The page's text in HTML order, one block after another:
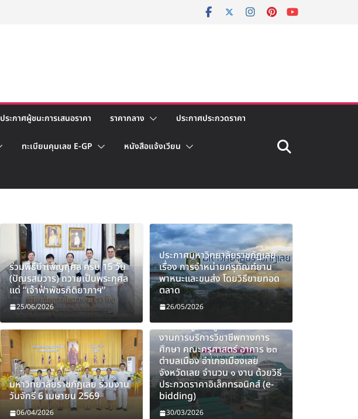
ประกาศผู้ชนะการเสนอราคา ราคากลาง ประกาศประกวดราคา
ทะเบียนคุมเลข E-GP หนังสือแจ้งเวียน
ข่าวกิจกรรม
มหาวิทยาลัยราชภัฏเลย ร่วมงานวันจักรี 6 เมษายน 2569
06/04/2026 นายวัฒนะ สารีสิงห์
ร่วมพิธีบำเพ็ญกุศล ครบ 15 วัน
(ปัณรสมวาร) ถวายเป็นพระกุศล
แด่ “เจ้าฟ้าพัชรกิติยาภาฯ”
25/06/2026
ประกาศมหาวิทยาลัยราชภัฏเลย
เรื่อง การจำหน่ายครุภัณฑ์ยาน
พาหนะและขนส่ง โดยวิธีขายทอด
ตลาด
26/05/2026
มหาวิทยาลัยราชภัฏเลย ร่วมงาน
วันจักรี 6 เมษายน 2569
06/04/2026
ประกวดราคาจ้างก่อสร้างจ้าง
ปรับปรุงศูนย์ฝึกประสบการณ์
วิชาชีพครู และศูนย์ประสาน
งานการบริการวิชาชีพทางการ
ศึกษา คณะครุศาสตร์ อาคาร ๒๓
ตำบลเมือง อำเภอเมืองเลย
จังหวัดเลย จำนวน ๑ งาน ด้วยวิธี
ประกวดราคาอิเล็กทรอนิกส์ (e-
bidding)
30/03/2026